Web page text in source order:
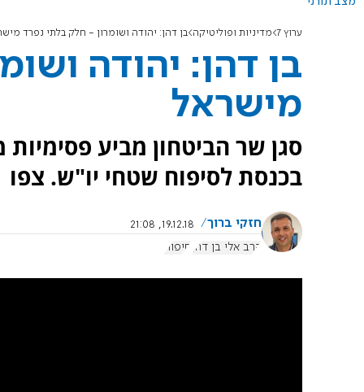
ערוץ 7 מדיניות ופוליטיקה בן דהן: יהודה ושומרון - חלק בלתי נפרד
בן דהן: יהודה
מישראל
סגן שר הביטחון מביע
בכנסת לסיפוח שטחי יו"ש. צפו
חזקי ברוך
19.12.18, 21:08
הרב אלי בן דהן סיפוח